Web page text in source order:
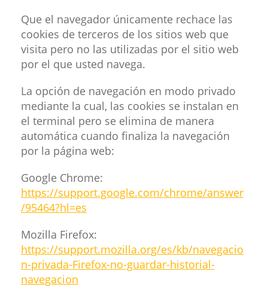
Que el navegador únicamente rechace las
cookies de terceros de los sitios web que
visita pero no las utilizadas por el sitio web
por el que usted navega.
La opción de navegación en modo privado
mediante la cual, las cookies se instalan en
el terminal pero se elimina de manera
automática cuando finaliza la navegación
por la página web:
Google Chrome:
https://support.google.com/chrome/answer
/95464?hl=es
Mozilla Firefox:
https://support.mozilla.org/es/kb/navegacio
n-privada-Firefox-no-guardar-historial-
navegacion